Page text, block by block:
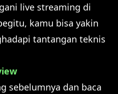
live streaming di
kamu bisa yakin
tantangan teknis
sebelumnya dan baca